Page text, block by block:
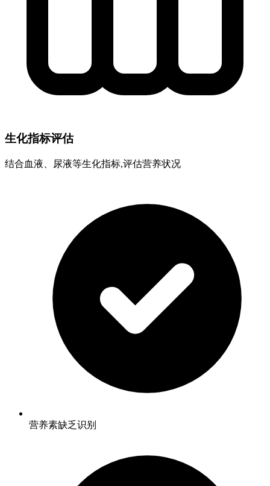
生化指标评估
结合血液、尿液等生化指标,评估营养状况
营养素缺乏识别